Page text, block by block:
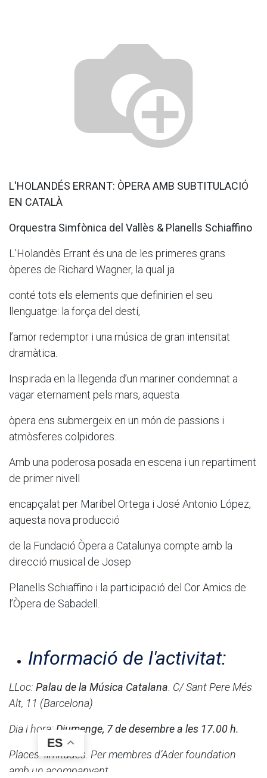
L'HOLANDÉS ERRANT: ÒPERA AMB SUBTITULACIÓ
EN CATALÀ
Orquestra Simfònica del Vallès & Planells Schiaffino
L’Holandès Errant és una de les primeres grans
òperes de Richard Wagner, la qual ja
conté tots els elements que definirien el seu
llenguatge: la força del destí,
l’amor redemptor i una música de gran intensitat
dramàtica.
Inspirada en la llegenda d’un mariner condemnat a
vagar eternament pels mars, aquesta
òpera ens submergeix en un món de passions i
atmòsferes colpidores.
Amb una poderosa posada en escena i un repartiment
de primer nivell
encapçalat per Maribel Ortega i José Antonio López,
aquesta nova producció
de la Fundació Òpera a Catalunya compte amb la
direcció musical de Josep
Planells Schiaffino i la participació del Cor Amics de
l’Òpera de Sabadell.
Informació de l'activitat:
LLoc: Palau de la Música Catalana . C/ Sant Pere Més
Alt, 11 (Barcelona)
Dia i hora: Diumenge, 7 de desembre a les 17.00 h.
Places: limitades. Per membres d’Ader foundation
amb un acompanyant
ES